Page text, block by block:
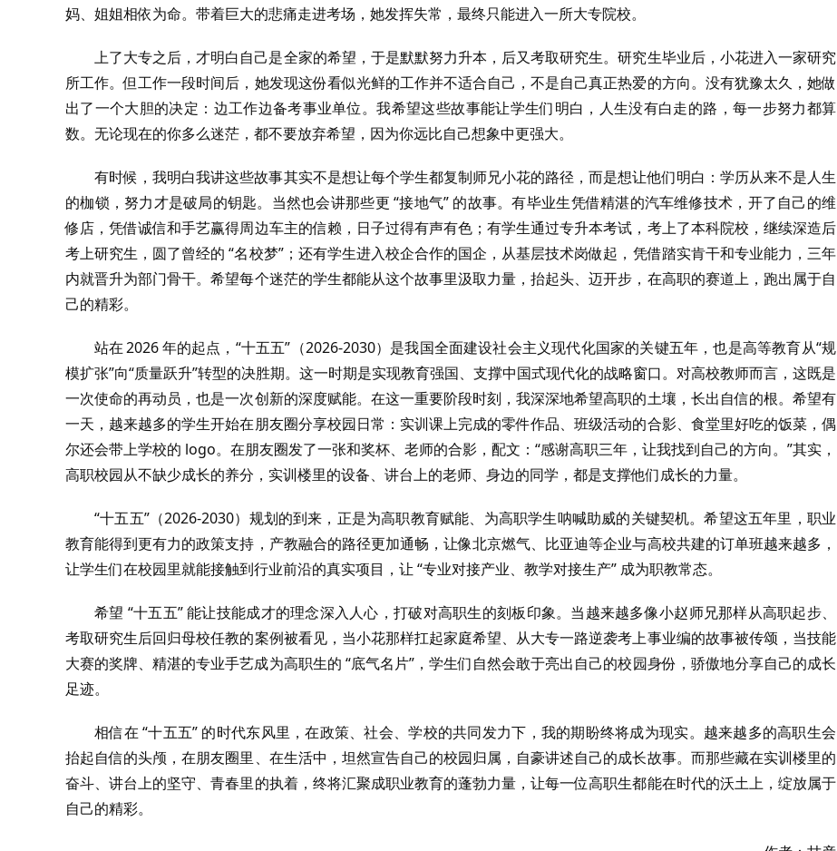
妈、姐姐相依为命。带着巨大的悲痛走进考场，她发挥失常，最终只能进入一所大专院校。
上了大专之后，才明白自己是全家的希望，于是默默努力升本，后又考取研究生。研究生毕业后，小花进入一家研究
所工作。但工作一段时间后，她发现这份看似光鲜的工作并不适合自己，不是自己真正热爱的方向。没有犹豫太久，她做
出了一个大胆的决定：边工作边备考事业单位。我希望这些故事能让学生们明白，人生没有白走的路，每一步努力都算
数。无论现在的你多么迷茫，都不要放弃希望，因为你远比自己想象中更强大。
有时候，我明白我讲这些故事其实不是想让每个学生都复制师兄小花的路径，而是想让他们明白：学历从来不是人生
的枷锁，努力才是破局的钥匙。当然也会讲那些更 “接地气” 的故事。有毕业生凭借精湛的汽车维修技术，开了自己的维
修店，凭借诚信和手艺赢得周边车主的信赖，日子过得有声有色；有学生通过专升本考试，考上了本科院校，继续深造后
考上研究生，圆了曾经的 “名校梦”；还有学生进入校企合作的国企，从基层技术岗做起，凭借踏实肯干和专业能力，三年
内就晋升为部门骨干。希望每个迷茫的学生都能从这个故事里汲取力量，抬起头、迈开步，在高职的赛道上，跑出属于自
己的精彩。
站在 2026 年的起点，‍“十五五”‍（2026‑2030）是我国全面建设社会主义现代化国家的关键五年，也是高等教育从“规
模扩张”向“质量跃升”转型的决胜期。这一时期是实现教育强国、支撑中国式现代化的战略窗口。对高校教师而言，这既是
一次使命的再动员，也是一次创新的深度赋能。在这一重要阶段时刻，我深深地希望高职的土壤，长出自信的根。希望有
一天，越来越多的学生开始在朋友圈分享校园日常：实训课上完成的零件作品、班级活动的合影、食堂里好吃的饭菜，偶
尔还会带上学校的 logo。在朋友圈发了一张和奖杯、老师的合影，配文：“感谢高职三年，让我找到自己的方向。”其实，
高职校园从不缺少成长的养分，实训楼里的设备、讲台上的老师、身边的同学，都是支撑他们成长的力量。
“十五五”（2026-2030）规划的到来，正是为高职教育赋能、为高职学生呐喊助威的关键契机。希望这五年里，职业
教育能得到更有力的政策支持，产教融合的路径更加通畅，让像北京燃气、比亚迪等企业与高校共建的订单班越来越多，
让学生们在校园里就能接触到行业前沿的真实项目，让 “专业对接产业、教学对接生产” 成为职教常态。
希望 “十五五” 能让技能成才的理念深入人心，打破对高职生的刻板印象。当越来越多像小赵师兄那样从高职起步、
考取研究生后回归母校任教的案例被看见，当小花那样扛起家庭希望、从大专一路逆袭考上事业编的故事被传颂，当技能
大赛的奖牌、精湛的专业手艺成为高职生的 “底气名片”，学生们自然会敢于亮出自己的校园身份，骄傲地分享自己的成长
足迹。
相信在 “十五五” 的时代东风里，在政策、社会、学校的共同发力下，我的期盼终将成为现实。越来越多的高职生会
抬起自信的头颅，在朋友圈里、在生活中，坦然宣告自己的校园归属，自豪讲述自己的成长故事。而那些藏在实训楼里的
奋斗、讲台上的坚守、青春里的执着，终将汇聚成职业教育的蓬勃力量，让每一位高职生都能在时代的沃土上，绽放属于
自己的精彩。